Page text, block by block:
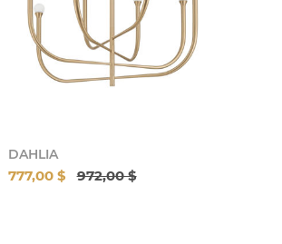
DAHLIA
777,00 $ 972,00 $